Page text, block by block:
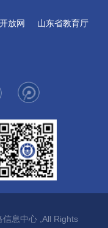
放网 山东省教育厅
息中心 ,All Rights